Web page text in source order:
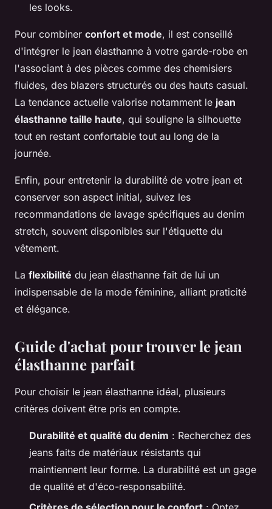
les looks.
Pour combiner confort et mode, il est conseillé
d'intégrer le jean élasthanne à votre garde-robe en
l'associant à des pièces comme des chemisiers
fluides, des blazers structurés ou des hauts casual.
La tendance actuelle valorise notamment le jean
élasthanne taille haute, qui souligne la silhouette
tout en restant confortable tout au long de la
journée.
Enfin, pour entretenir la durabilité de votre jean et
conserver son aspect initial, suivez les
recommandations de lavage spécifiques au denim
stretch, souvent disponibles sur l'étiquette du
vêtement.
La flexibilité du jean élasthanne fait de lui un
indispensable de la mode féminine, alliant praticité
et élégance.
Guide d'achat pour trouver le jean
élasthanne parfait
Pour choisir le jean élasthanne idéal, plusieurs
critères doivent être pris en compte.
Durabilité et qualité du denim : Recherchez des
jeans faits de matériaux résistants qui
maintiennent leur forme. La durabilité est un gage
de qualité et d'éco-responsabilité.